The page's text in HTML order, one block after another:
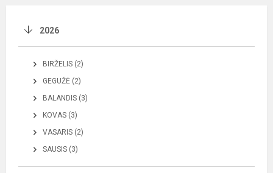
2026
BIRŽELIS (2)
GEGUŽĖ (2)
BALANDIS (3)
KOVAS (3)
VASARIS (2)
SAUSIS (3)